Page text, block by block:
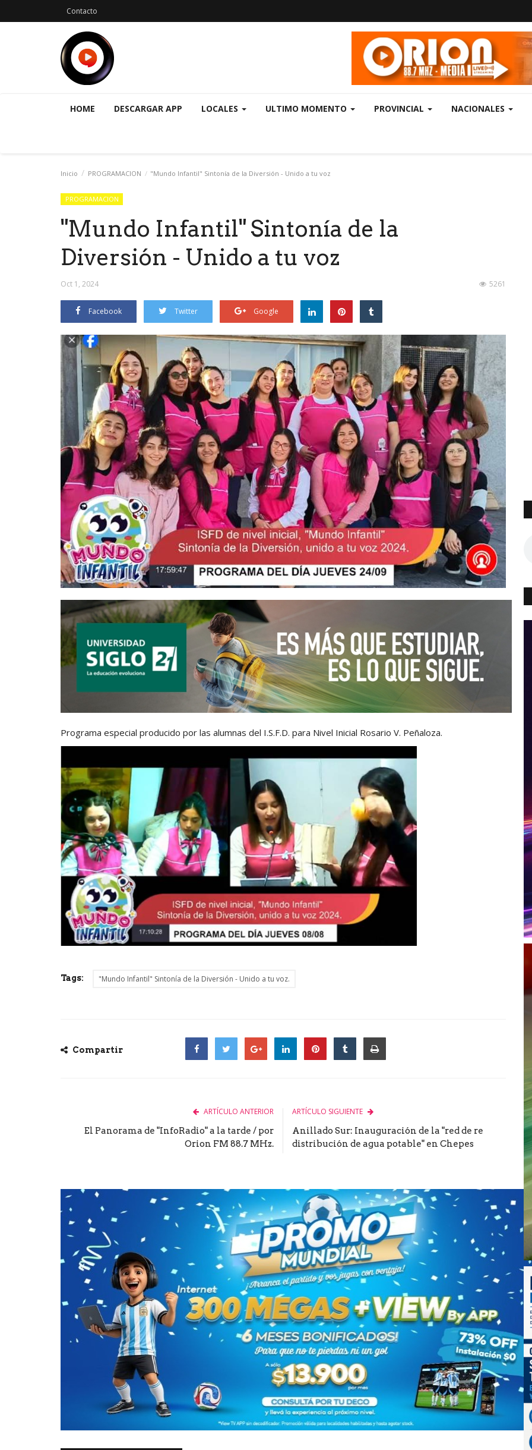
Contacto
HOME DESCARGAR APP LOCALES ULTIMO MOMENTO PROVINCIAL NACIONALES
Inicio PROGRAMACION "Mundo Infantil" Sintonía de la Diversión - Unido a tu voz
PROGRAMACION
"Mundo Infantil" Sintonía de la
Diversión - Unido a tu voz
Oct 1, 2024 5261
Facebook Twitter Google
Programa especial producido por las alumnas del I.S.F.D. para Nivel Inicial Rosario V. Peñaloza.
Tags: "Mundo Infantil" Sintonía de la Diversión - Unido a tu voz.
Compartir
ARTÍCULO ANTERIOR
El Panorama de "InfoRadio" a la tarde / por
Orion FM 88.7 MHz.
ARTÍCULO SIGUIENTE
Anillado Sur: Inauguración de la "red de re
distribución de agua potable" en Chepes